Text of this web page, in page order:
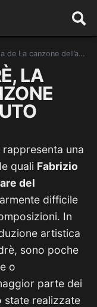
dell’amore perduto
LA
rappresenta una
quali Fabrizio
del
difficile
In
artistica
sono poche
o
parte dei
state realizzate